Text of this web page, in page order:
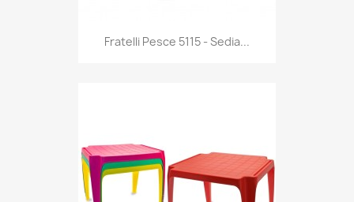
Anteprima
Fratelli Pesce 5115 - Sedia...